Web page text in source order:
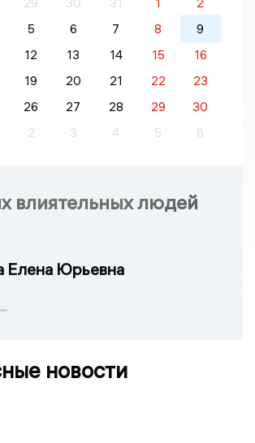
5 6 7 8
9
12 13 14 15
16
19 20 21 22
23
26 27 28 29
30
2 3 4 5 6
влиятельных людей
Елена Юрьевна
новости